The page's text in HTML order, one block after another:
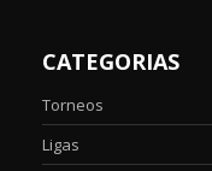
CATEGORIAS
Torneos
Ligas